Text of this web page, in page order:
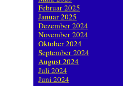
Februar 2025
Januar 2025
Dezember 2024
November 2024
Oktober 2024
September 2024
August 2024
Juli 2024
Juni 2024